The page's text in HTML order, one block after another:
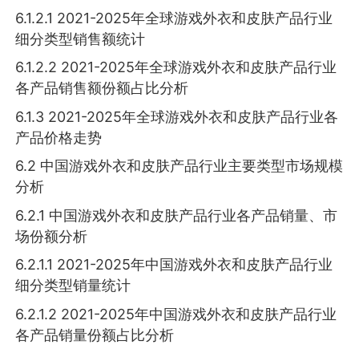
6.1.2.1 2021-2025年全球游戏外衣和皮肤产品行业
细分类型销售额统计
6.1.2.2 2021-2025年全球游戏外衣和皮肤产品行业
各产品销售额份额占比分析
6.1.3 2021-2025年全球游戏外衣和皮肤产品行业各
产品价格走势
6.2 中国游戏外衣和皮肤产品行业主要类型市场规模
分析
6.2.1 中国游戏外衣和皮肤产品行业各产品销量、市
场份额分析
6.2.1.1 2021-2025年中国游戏外衣和皮肤产品行业
细分类型销量统计
6.2.1.2 2021-2025年中国游戏外衣和皮肤产品行业
各产品销量份额占比分析